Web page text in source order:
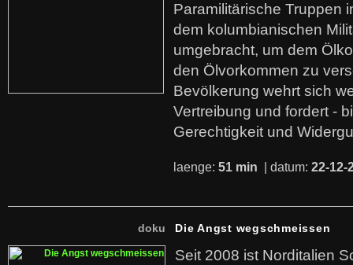
Paramilitärische Truppen
dem kolumbianischen
umgebracht, um dem
den Ölvorkommen zu
Bevölkerung wehrt sich
Vertreibung und fordert -
Gerechtigkeit und
laenge: 51 min | datum: 22-12-
doku Die Angst wegschmeissen
Seit 2008 ist Norditalien